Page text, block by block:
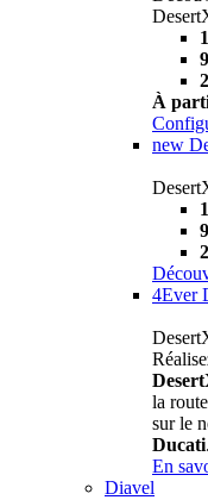
À
new
4Ever
la
sur le
Ducati.
En
Diavel